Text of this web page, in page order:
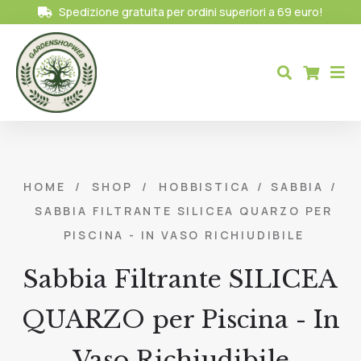
Spedizione gratuita per ordini superiori a 69 euro!
HOME / SHOP / HOBBISTICA / SABBIA
/
SABBIA FILTRANTE SILICEA QUARZO PER
PISCINA - IN VASO RICHIUDIBILE
Sabbia Filtrante SILICEA
QUARZO per Piscina - In